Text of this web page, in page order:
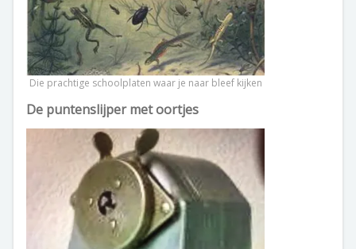
Die prachtige schoolplaten waar je naar bleef kijken
De puntenslijper met oortjes